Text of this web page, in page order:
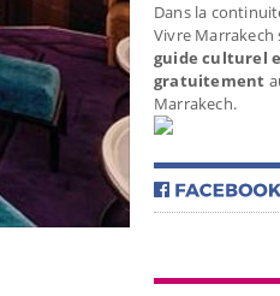
Dans la
Vivre Marrakech
guide culturel
gratuitement
Marrakech.